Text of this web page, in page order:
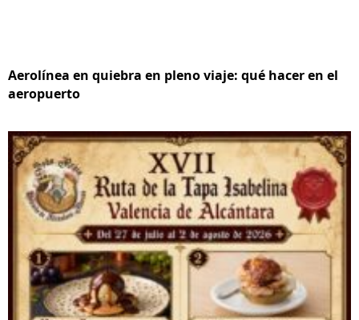
Aerolínea en quiebra en pleno viaje: qué hacer en el
aeropuerto